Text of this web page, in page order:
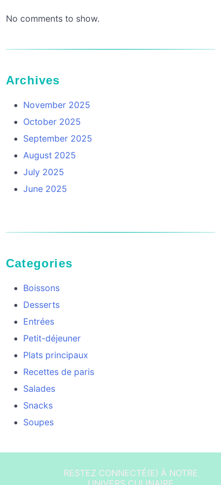
No comments to show.
Archives
November 2025
October 2025
September 2025
August 2025
July 2025
June 2025
Categories
Boissons
Desserts
Entrées
Petit-déjeuner
Plats principaux
Recettes de paris
Salades
Snacks
Soupes
RESTEZ CONNECTÉ(E) À NOTRE